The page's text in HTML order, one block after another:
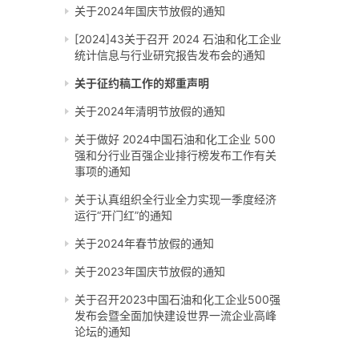
关于2024年国庆节放假的通知
[2024]43关于召开 2024 石油和化工企业
统计信息与行业研究报告发布会的通知
关于征约稿工作的郑重声明
关于2024年清明节放假的通知
关于做好 2024中国石油和化工企业 500
强和分行业百强企业排行榜发布工作有关
事项的通知
关于认真组织全行业全力实现一季度经济
运行“开门红”的通知
关于2024年春节放假的通知
关于2023年国庆节放假的通知
关于召开2023中国石油和化工企业500强
发布会暨全面加快建设世界一流企业高峰
论坛的通知